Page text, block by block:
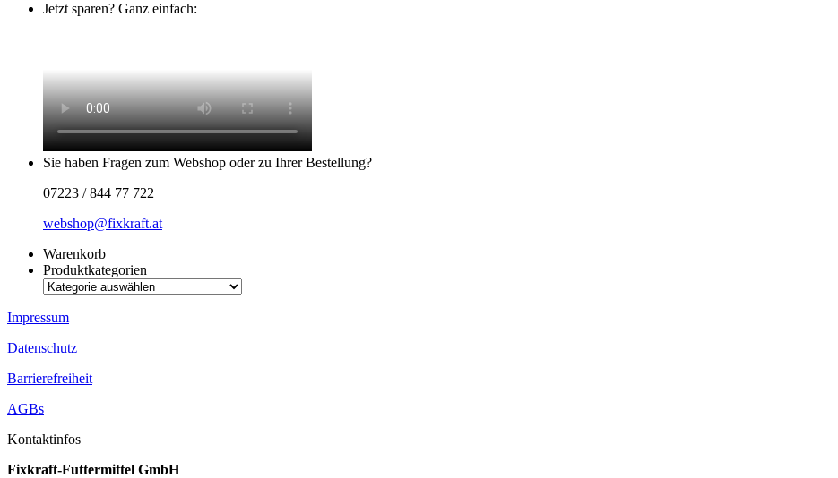
Jetzt sparen? Ganz einfach:
Sie haben Fragen zum Webshop oder zu Ihrer Bestellung?
07223 / 844 77 722
webshop@fixkraft.at
Warenkorb
Produktkategorien
Impressum
Datenschutz
Barrierefreiheit
AGBs
Kontaktinfos
Fixkraft-Futtermittel GmbH